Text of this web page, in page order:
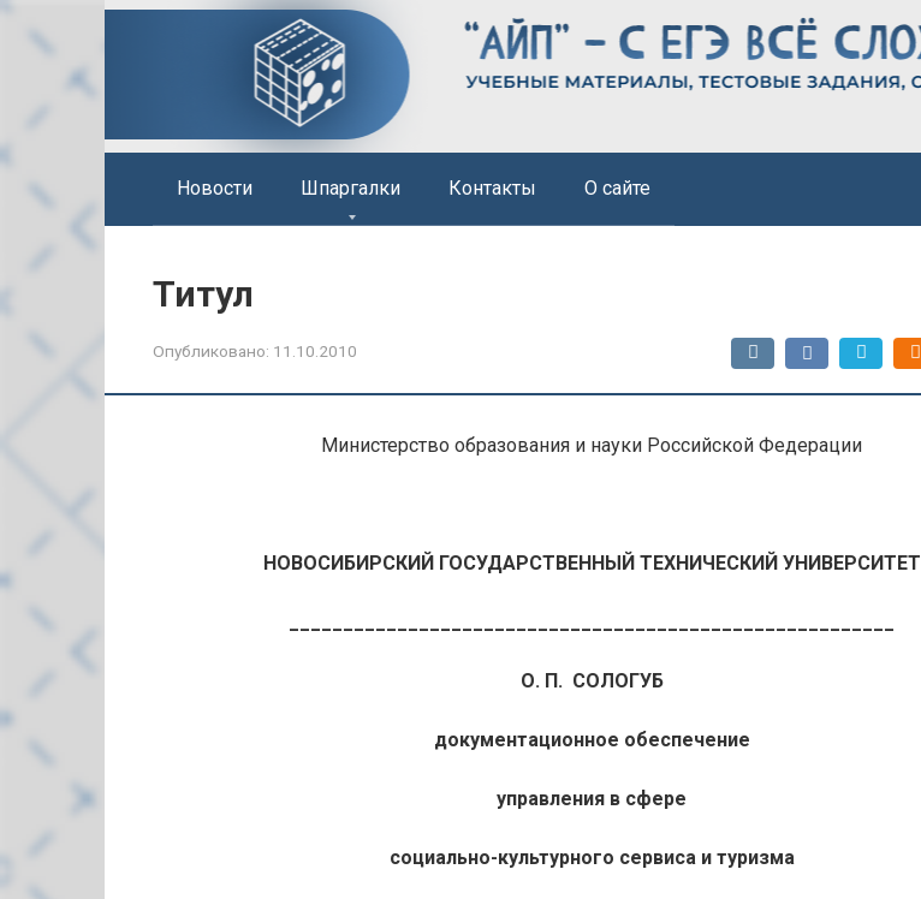
Перейти
контенту
Новости Шпаргалки Контакты О сайте
Титул
Опубликовано: 11.10.2010
Министерство образования и науки Российской Федерации
НОВОСИБИРСКИЙ ГОСУДАРСТВЕННЫЙ ТЕХНИЧЕСКИЙ УНИВЕРСИТЕТ
О. П. СОЛОГУБ
документационное обеспечение
управления в сфере
социально-культурного сервиса и туризма